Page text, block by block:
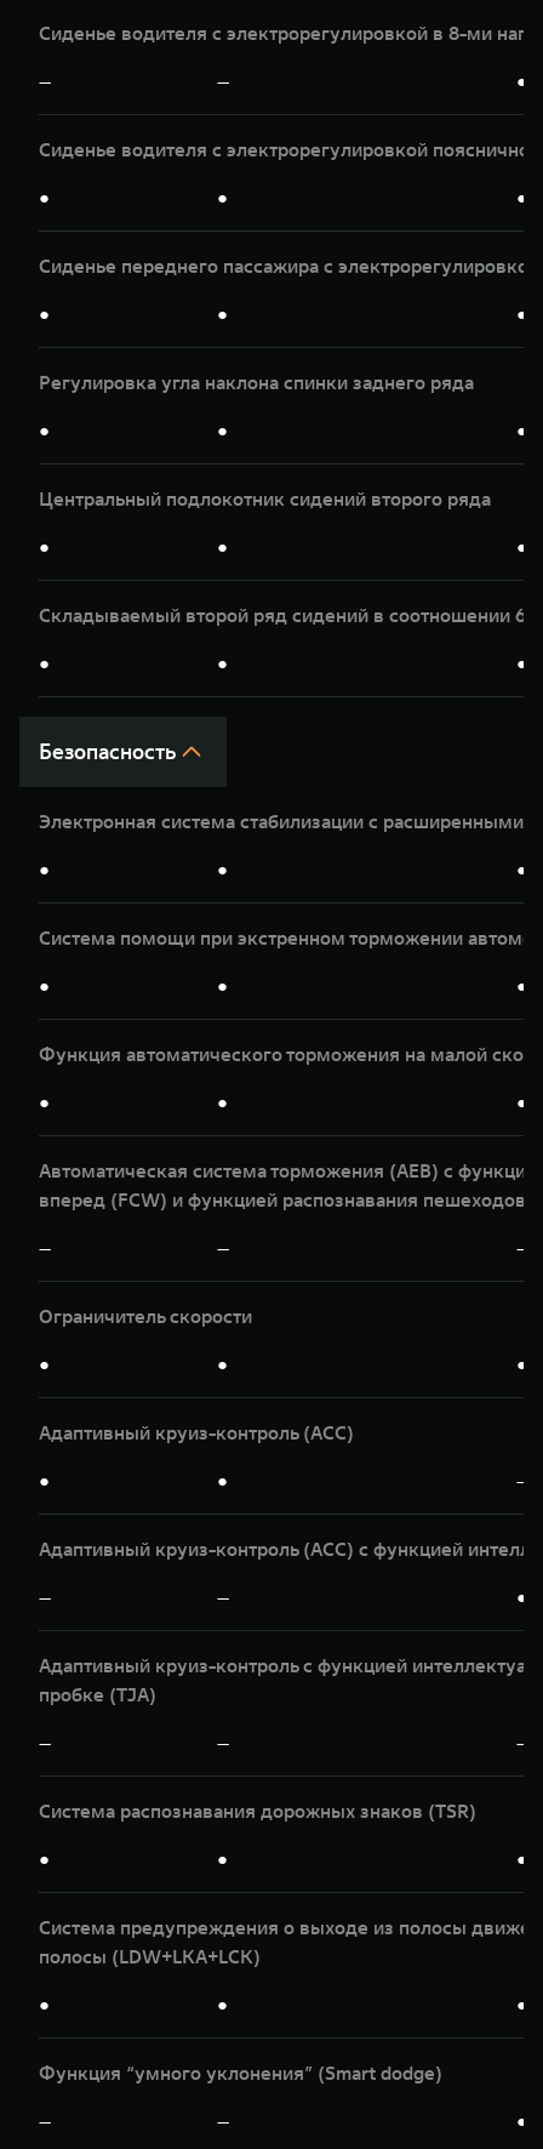
Сиденье водителя с электрорегулировкой в 8-ми
— — ●
Сиденье водителя с электрорегулировкой
● ● ●
Сиденье переднего пассажира с
● ● ●
Регулировка угла наклона спинки заднего ряда
● ● ●
Центральный подлокотник сидений второго ряда
● ● ●
Складываемый второй ряд сидений в соотношении
● ● ●
Безопасность
Электронная система стабилизации с расширенными
● ● ●
Система помощи при экстренном торможении
● ● ●
Функция автоматического торможения на малой
● ● ●
Автоматическая система торможения (AEB) с
вперед (FCW) и функцией распознавания пешеходов
— — —
Ограничитель скорости
● ● ●
Адаптивный круиз-контроль (ACC)
● ● —
Адаптивный круиз-контроль (ACC) с функцией
— — ●
Адаптивный круиз-контроль с функцией
пробке (TJA)
— — —
Система распознавания дорожных знаков (TSR)
● ● ●
Система предупреждения о выходе из полосы
полосы (LDW+LKA+LCK)
● ● ●
Функция “умного уклонения” (Smart dodge)
— — ●